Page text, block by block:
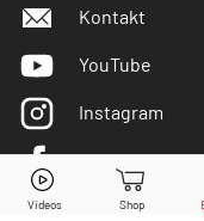
Kontakt
YouTube
Instagram
Facebook
Twitter